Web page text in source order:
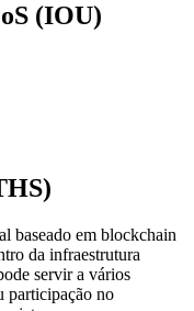
preciosos e commodities
(IOU)
baseado em blockchain
da infraestrutura
servir a vários
participação no